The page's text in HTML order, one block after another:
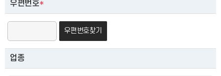
우편번호*
우편번호찾기
업종